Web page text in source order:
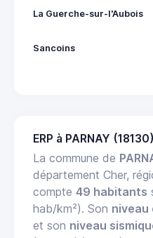
La Guerche-sur-l'Aubois
Sancoins
ERP à PARNAY
La commune de
département Cher,
compte 49 habitants
hab/km²). Son niveau
et son niveau